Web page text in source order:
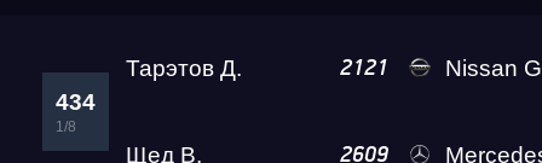
434
1/8
Тарэтов Д. 2121 Nissan GT-R
Щед В. 2609 Mercedes-Benz